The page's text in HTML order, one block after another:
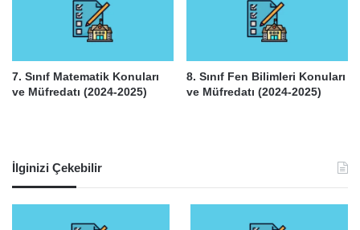
7. Sınıf Matematik Konuları
ve Müfredatı (2024-2025)
8. Sınıf Fen Bilimleri Konuları
ve Müfredatı (2024-2025)
İlginizi Çekebilir